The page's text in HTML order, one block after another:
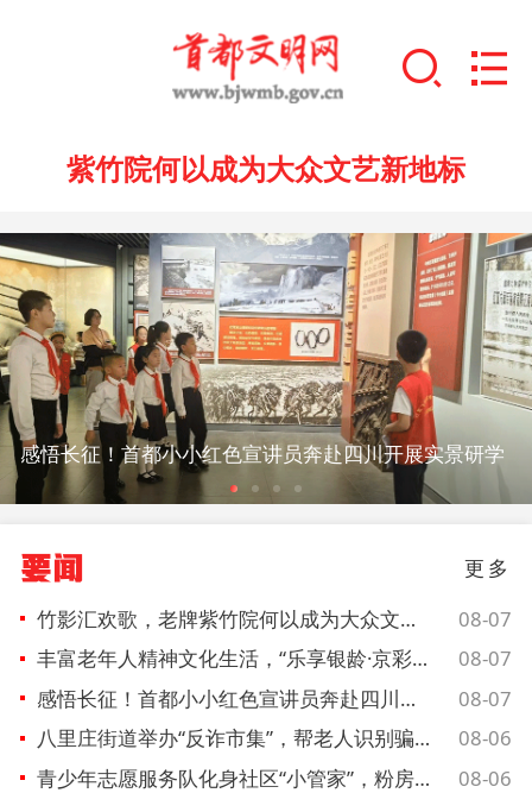
首页
文明创建
+
文明实践
文明培育
+
未成年人思想道德建设
榜样人物
+
身边好人
文明评论
北京宣传文化引导基金
紫竹院何以成为大众文艺新地标
感悟长征！首都小小红色宣讲员奔赴四川开展实景研学
要闻
更多
竹影汇欢歌，老牌紫竹院何以成为大众文艺新地标
08-07
丰富老年人精神文化生活，“乐享银龄·京彩有我”系列活动启动
08-07
感悟长征！首都小小红色宣讲员奔赴四川开展实景研学
08-07
八里庄街道举办“反诈市集”，帮老人识别骗局
08-06
青少年志愿服务队化身社区“小管家”，粉房琉璃街暑期绽放“七色光”
08-06